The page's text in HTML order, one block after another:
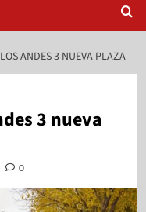
ANDES 3 NUEVA PLAZA
3 nueva
0